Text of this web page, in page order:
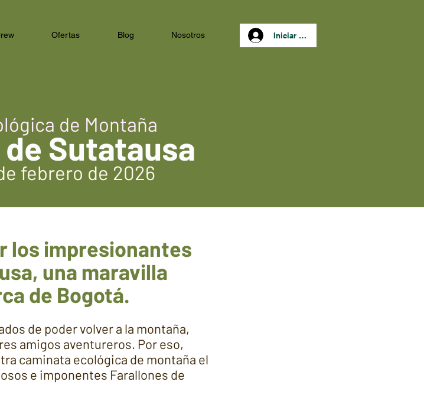
Ofertas Blog Nosotros Iniciar Sesión
de Montaña
Sutatausa
febrero de 2026
los impresionantes
una maravilla
de Bogotá.
de poder volver a la montaña,
amigos aventureros. Por eso,
caminata ecológica de montaña el
e imponentes Farallones de